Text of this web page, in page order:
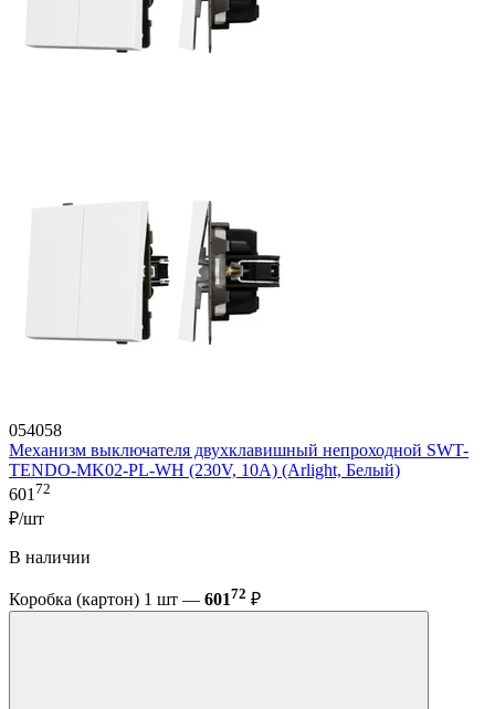
054058
Механизм выключателя двухклавишный непроходной SWT-
TENDO-MK02-PL-WH (230V, 10A) (Arlight, Белый)
60172
₽/шт
В наличии
Коробка (картон) 1 шт — 60172 ₽